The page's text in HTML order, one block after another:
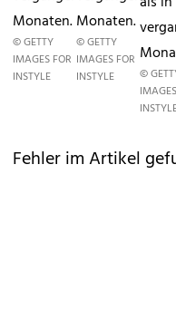
Monaten.
© GETTY
IMAGES FOR
INSTYLE
Monaten.
© GETTY
IMAGES FOR
INSTYLE
©
Fehler im Artikel